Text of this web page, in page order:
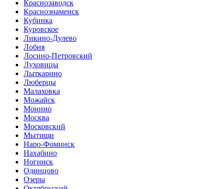
Краснозаводск
Краснознаменск
Кубинка
Куровское
Ликино-Дулево
Лобня
Лосино-Петровский
Луховицы
Лыткарино
Люберцы
Малаховка
Можайск
Монино
Москва
Московский
Мытищи
Наро-Фоминск
Нахабино
Ногинск
Одинцово
Озеры